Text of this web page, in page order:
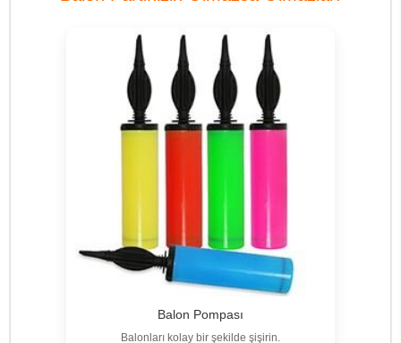
Balon Pompası
Balonları kolay bir şekilde şişirin.